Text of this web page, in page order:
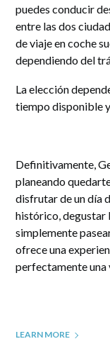
puedes conducir
entre las dos
de viaje en coche
dependiendo del
La elección
tiempo disponible
Definitivamente,
planeando
disfrutar de un día
histórico, degustar
simplemente
ofrece una
perfectamente una
LEARN MORE